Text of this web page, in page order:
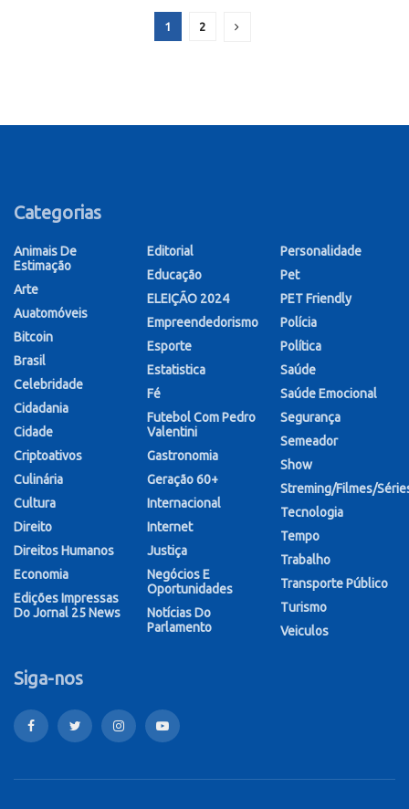
1 2
Categorias
Animais De
Estimação
Arte
Auatomóveis
Bitcoin
Brasil
Celebridade
Cidadania
Cidade
Criptoativos
Culinária
Cultura
Direito
Direitos Humanos
Economia
Edições Impressas
Do Jornal 25 News
Editorial
Educação
ELEIÇÃO 2024
Empreendedorismo
Esporte
Estatistica
Fé
Futebol Com Pedro
Valentini
Gastronomia
Geração 60+
Internacional
Internet
Justiça
Negócios E
Oportunidades
Notícias Do
Parlamento
Personalidade
Pet
PET Friendly
Polícia
Política
Saúde
Saúde Emocional
Segurança
Semeador
Show
Streming/Filmes/
Tecnologia
Tempo
Trabalho
Transporte Público
Turismo
Veiculos
Siga-nos